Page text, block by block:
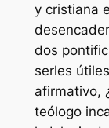
y cristiana
dos
serles
afirmativo,
teólogo